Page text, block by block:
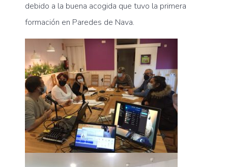
debido a la buena acogida que tuvo la primera
formación en Paredes de Nava.